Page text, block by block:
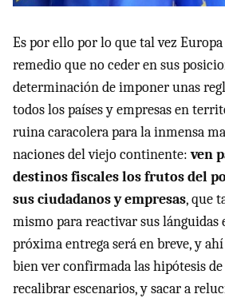
Es por ello por lo que tal vez
remedio que no ceder en sus
determinación de imponer unas
todos los países y empresas en
ruina caracolera para la inmensa
naciones del viejo continente:ven
destinos fiscales los frutos del
sus ciudadanos y empresas, que
mismo para reactivar sus lánguidas
próxima entrega será en breve, y
bien ver confirmada las hipótesis de
recalibrar escenarios, y sacar a